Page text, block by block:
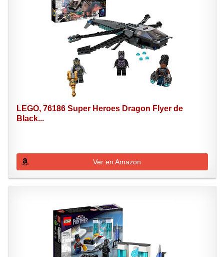
LEGO, 76186 Super Heroes Dragon Flyer de
Black...
Ver en Amazon